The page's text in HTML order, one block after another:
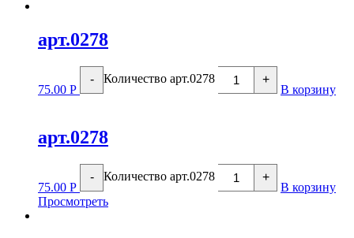
арт.0278
75.00 Р
- Количество арт.0278 +
В корзину
арт.0278
75.00 Р
- Количество арт.0278 +
В корзину
Просмотреть